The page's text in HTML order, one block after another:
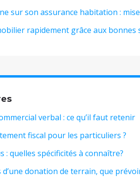
sur son assurance habitation :
rapidement grâce aux bonnes
verbal : ce qu’il faut retenir
fiscal pour les particuliers ?
: quelles spécificités à connaître?
donation de terrain, que